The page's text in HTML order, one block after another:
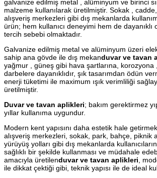
galvanize edilmiş metal , alüminyum ve birinci
malzeme kullanılarak üretilmiştir. Sokak ,
alışveriş merkezleri gibi dış mekanlarda
ürün; hem kullanıcı deneyimi hem de dayanıklı
tercih sebebi olmaktadır.
Galvanize edilmiş metal ve alüminyum üzeri
sahip ana gövde ile dış mekanduvar ve tavan
yağmur , güneş gibi hava şartlarına, korozyona
darbelere dayanıklıdır, şık tasarımdan ödün
enerji tüketimi ile maximum ışık verimliliği
üretilmiştir.
Duvar ve tavan aplikleri; bakım gerektirmez
yıllar kullanıma uygundur.
Modern kent yapısını daha estetik hale
alışveriş merkezleri, sokak, park, bahçe, piknik
yürüyüş yolları gibi dış mekanlarda
sağlıklı bir şekilde kullanması ve müdahale
amacıyla üretilenduvar ve tavan aplikleri ,
ile dikkat çektiği gibi, teknik yapısı ile de ideal